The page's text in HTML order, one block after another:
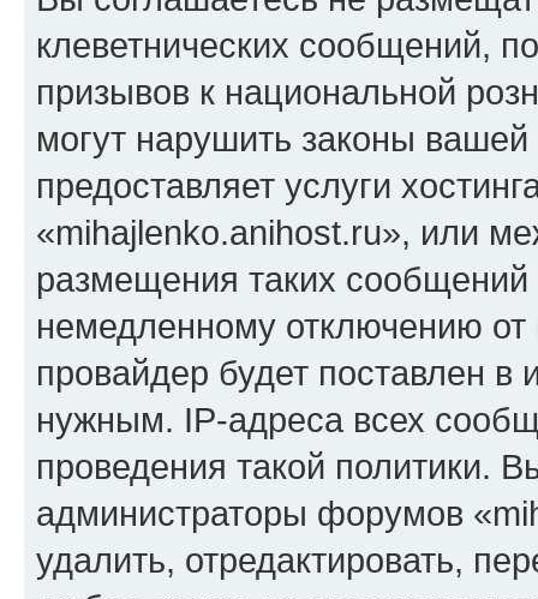
клеветнических сообщений,
призывов к национальной
могут нарушить законы
предоставляет услуги
«mihajlenko.anihost.ru», или
размещения таких
немедленному отключению
провайдер будет поставлен в
нужным. IP-адреса всех
проведения такой политики.
администраторы форумов
удалить, отредактировать,